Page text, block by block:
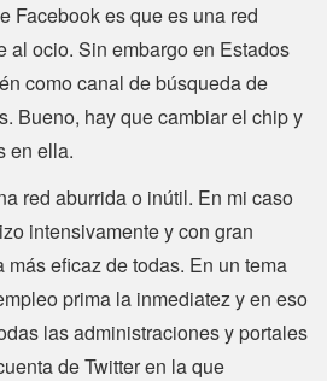
Facebook es que es una red
al ocio. Sin embargo en Estados
como canal de búsqueda de
Bueno, hay que cambiar el chip y
en ella.
red aburrida o inútil. En mi caso
intensivamente y con gran
eficaz de todas. En un tema
prima la inmediatez y en eso
las administraciones y portales
de Twitter en la que